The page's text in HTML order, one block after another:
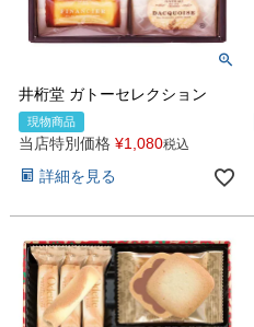
井桁堂 ガトーセレクション
現物商品
当店特別価格 ¥1,080税込
詳細を見る